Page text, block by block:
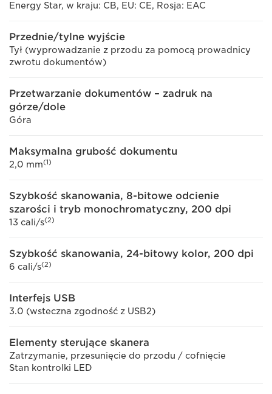
Energy Star, w kraju: CB, EU: CE, Rosja: EAC
Przednie/tylne wyjście
Tył (wyprowadzanie z przodu za pomocą prowadnicy
zwrotu dokumentów)
Przetwarzanie dokumentów – zadruk na
górze/dole
Góra
Maksymalna grubość dokumentu
2,0 mm(1)
Szybkość skanowania, 8-bitowe odcienie
szarości i tryb monochromatyczny, 200 dpi
13 cali/s(2)
Szybkość skanowania, 24-bitowy kolor, 200 dpi
6 cali/s(2)
Interfejs USB
3.0 (wsteczna zgodność z USB2)
Elementy sterujące skanera
Zatrzymanie, przesunięcie do przodu / cofnięcie
Stan kontrolki LED